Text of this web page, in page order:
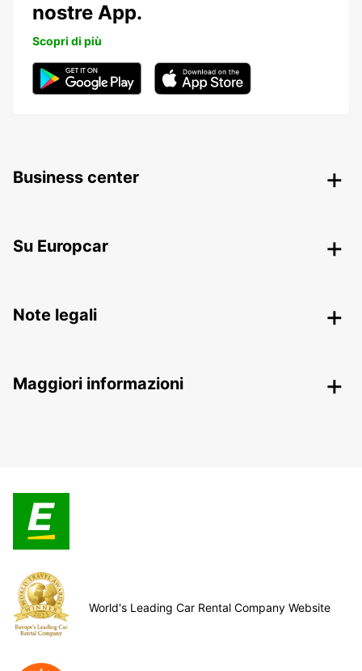
nostre App.
Scopri di più
Business center
Su Europcar
Note legali
Maggiori informazioni
World's Leading Car Rental Company Website